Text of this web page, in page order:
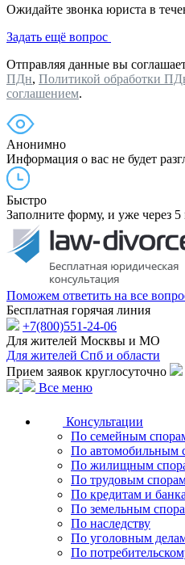
Ожидайте звонка юриста в
Задать ещё вопрос
Отправляя данные вы
ПДн, Политикой обработки
соглашением.
Анонимно
Информация о вас не будет
Быстро
Заполните форму, и уже через
Поможем ответить на все
Бесплатная горячая линия
+7(800)551-24-06
Для жителей Москвы и МО
Для жителей Спб и области
Прием заявок круглосуточно
Все меню
Консультации
По семейным
По автомобильным
По жилищным
По трудовым
По кредитам и
По земельным
По наследству
По уголовным
По